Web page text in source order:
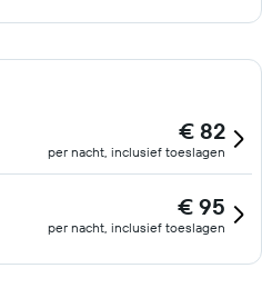
€ 82
per nacht, inclusief toeslagen
€ 95
per nacht, inclusief toeslagen